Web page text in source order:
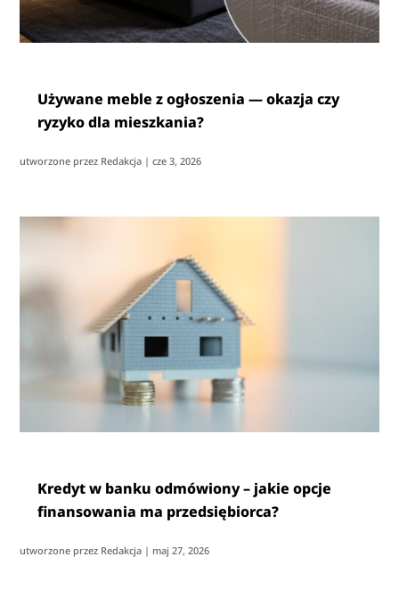
Używane meble z ogłoszenia — okazja czy
ryzyko dla mieszkania?
utworzone przez Redakcja |cze 3, 2026
Kredyt w banku odmówiony – jakie opcje
finansowania ma przedsiębiorca?
utworzone przez Redakcja | maj 27, 2026